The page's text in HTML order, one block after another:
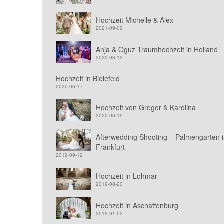
Hochzeit Michelle & Alex
2021-09-09
Anja & Oguz Traumhochzeit in Holland
2020-08-12
Hochzeit in Bielefeld
2020-06-17
Hochzeit von Gregor & Karolina
2020-06-15
Afterwedding Shooting – Palmengarten
Frankfurt
2019-09-12
Hochzeit in Lohmar
2019-08-20
Hochzeit in Aschaffenburg
2019-01-02